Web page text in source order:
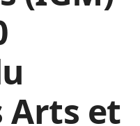
Arts et